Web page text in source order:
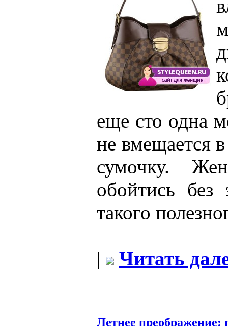
еще сто одна
не вмещается
сумочку.
обойтись без
такого
| Читать
Летнее